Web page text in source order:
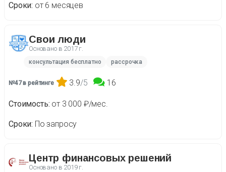
Сроки от 6 месяцев
Свои люди
Основано в 2017 г.
консультация бесплатно рассрочка
№47 в рейтинге 3.9/5 16
Стоимость от 3 000 ₽/мес.
Сроки По запросу
Центр финансовых решений
Основано в 2019 г.